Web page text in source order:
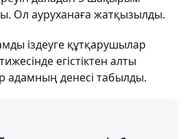
Ол ауруханаға жатқызылды.
іздеуге құтқарушылар
егістіктен алты
денесі табылды.